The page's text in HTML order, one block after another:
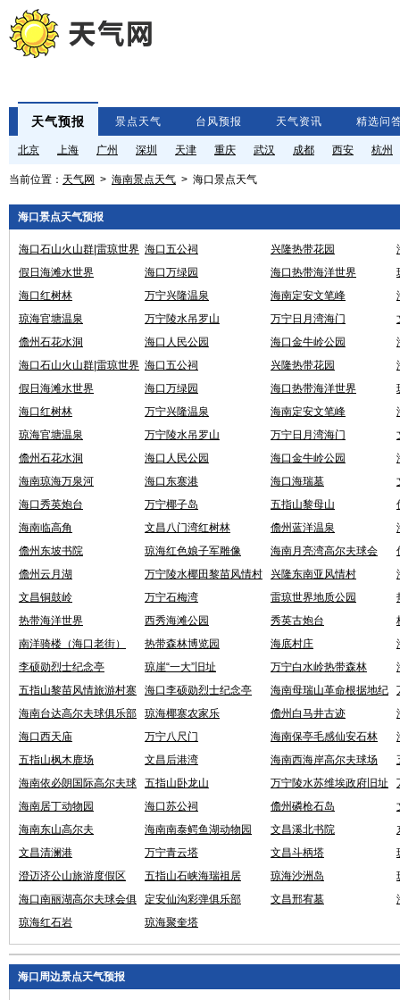
天气预报 景点天气 台风预报 天气资讯 精选问
北京 上海 广州 深圳 天津 重庆 武汉 成都 西安 杭州
当前位置： 天气网 > 海南景点天气 > 海口景点天气
海口景点天气预报
海口石山火山群|雷琼世界
地质公园
海口五公祠 兴隆热带花园
假日海滩水世界
海口万绿园 海口热带海洋世界
海口红树林 万宁兴隆温泉 海南定安文笔峰
琼海官塘温泉
万宁陵水吊罗山 万宁日月湾海门
儋州石花水洞
海口人民公园 海口金牛岭公园
海口石山火山群|雷琼世界
地质公园
海口五公祠 兴隆热带花园
假日海滩水世界
海口万绿园 海口热带海洋世界
海口红树林 万宁兴隆温泉 海南定安文笔峰
琼海官塘温泉
万宁陵水吊罗山 万宁日月湾海门
儋州石花水洞
海口人民公园 海口金牛岭公园
海南琼海万泉河
海口东寨港 海口海瑞墓
海口秀英炮台
万宁椰子岛 五指山黎母山
海南临高角
文昌八门湾红树林 儋州蓝洋温泉
儋州东坡书院
琼海红色娘子军雕像 海南月亮湾高尔夫球会
儋州云月湖
万宁陵水椰田黎苗风情村 兴隆东南亚风情村
文昌铜鼓岭
万宁石梅湾 雷琼世界地质公园
热带海洋世界
西秀海滩公园 秀英古炮台
南洋骑楼（海口老街）
热带森林博览园 海底村庄
李硕勋烈士纪念亭
琼崖“一大”旧址 万宁白水岭热带森林
五指山黎苗风情旅游村寨
海口李硕勋烈士纪念亭
海南母瑞山革命根据地纪
念园
海南台达高尔夫球俱乐部
琼海椰寨农家乐 儋州白马井古迹
海口西天庙
万宁八尺门 海南保亭毛感仙安石林
五指山枫木鹿场 文昌后港湾 海南西海岸高尔夫球场
海南依必朗国际高尔夫球
会
五指山卧龙山 万宁陵水苏维埃政府旧址
海南居丁动物园
海口苏公祠 儋州磷枪石岛
海南东山高尔夫
海南南泰鳄鱼湖动物园 文昌溪北书院
文昌清澜港
万宁青云塔 文昌斗柄塔
澄迈济公山旅游度假区
五指山石峡海瑞祖居 琼海沙洲岛
海口南丽湖高尔夫球会俱
乐部
定安仙沟彩弹俱乐部 文昌邢宥墓
琼海红石岩
琼海聚奎塔
海口周边景点天气预报